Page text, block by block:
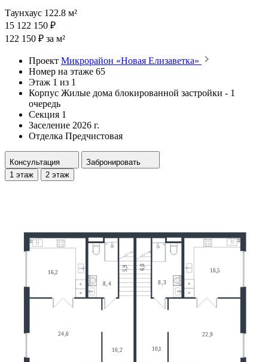
Таунхаус 122.8 м²
15 122 150 ₽
122 150 ₽ за м²
Проект Микрорайон «Новая Елизаветка»
Номер на этаже 65
Этаж 1 из 1
Корпус Жилые дома блокированной застройки - 1
очередь
Секция 1
Заселение 2026 г.
Отделка Предчистовая
Консультация
Забронировать
1 этаж
2 этаж